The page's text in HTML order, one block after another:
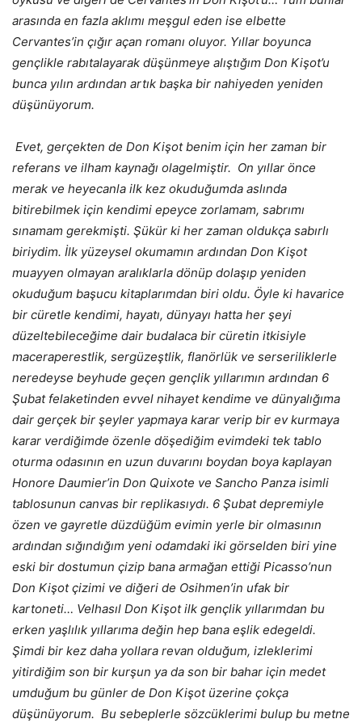
arasında en fazla aklımı meşgul eden ise elbette
Cervantes’in çığır açan romanı oluyor. Yıllar boyunca
gençlikle rabıtalayarak düşünmeye alıştığım Don Kişot’u
bunca yılın ardından artık başka bir nahiyeden yeniden
düşünüyorum.
Evet, gerçekten de Don Kişot benim için her zaman bir
referans ve ilham kaynağı olagelmiştir. On yıllar önce
merak ve heyecanla ilk kez okuduğumda aslında
bitirebilmek için kendimi epeyce zorlamam, sabrımı
sınamam gerekmişti. Şükür ki her zaman oldukça sabırlı
biriydim. İlk yüzeysel okumamın ardından Don Kişot
muayyen olmayan aralıklarla dönüp dolaşıp yeniden
okuduğum başucu kitaplarımdan biri oldu. Öyle ki havarice
bir cüretle kendimi, hayatı, dünyayı hatta her şeyi
düzeltebileceğime dair budalaca bir cüretin itkisiyle
maceraperestlik, sergüzeştlik, flanörlük ve serseriliklerle
neredeyse beyhude geçen gençlik yıllarımın ardından 6
Şubat felaketinden evvel nihayet kendime ve dünyalığıma
dair gerçek bir şeyler yapmaya karar verip bir ev kurmaya
karar verdiğimde özenle döşediğim evimdeki tek tablo
oturma odasının en uzun duvarını boydan boya kaplayan
Honore Daumier’in Don Quixote ve Sancho Panza isimli
tablosunun canvas bir replikasıydı. 6 Şubat depremiyle
özen ve gayretle düzdüğüm evimin yerle bir olmasının
ardından sığındığım yeni odamdaki iki görselden biri yine
eski bir dostumun çizip bana armağan ettiği Picasso’nun
Don Kişot çizimi ve diğeri de Osihmen’in ufak bir
kartoneti… Velhasıl Don Kişot ilk gençlik yıllarımdan bu
erken yaşlılık yıllarıma değin hep bana eşlik edegeldi.
Şimdi bir kez daha yollara revan olduğum, izleklerimi
yitirdiğim son bir kurşun ya da son bir bahar için medet
umduğum bu günler de Don Kişot üzerine çokça
düşünüyorum. Bu sebeplerle sözcüklerimi bulup bu metne